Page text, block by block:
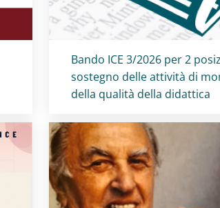
Titolo card:
Bando ICE 3/2026 per 2
sostegno delle attività di
della qualità della didattica